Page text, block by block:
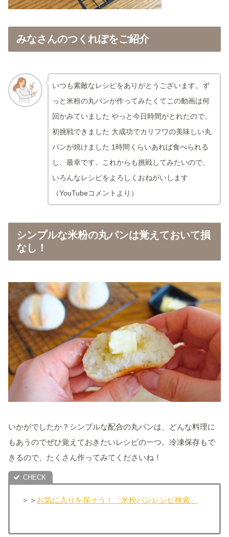
みなさんのつくれぽをご紹介
いつも素敵なレシピをありがとうございます。ず
っと米粉の丸パンが作ってみたくてこの動画は何
回かみていました やっと今日時間がとれたので、
初挑戦できました 大成功でカリフワの美味しい丸
パンが焼けました 1時間くらいあれば食べられる
し、最幸です。これからも挑戦してみたいので、
いろんなレシピをよろしくおねがいします
（YouTubeコメントより）
シンプルな米粉の丸パンは覚えておいて損
なし！
いかがでしたか？シンプルな配合の丸パンは、どんな料理に
もあうのでぜひ覚えておきたいレシピの一つ。冷凍保存もで
きるので、たくさん作ってみてくださいね！
＞＞ お気に入りを探そう！「米粉パンレシピ検索」